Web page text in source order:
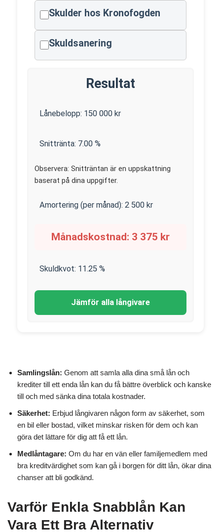
Skulder hos Kronofogden
Skuldsanering
Resultat
Lånebelopp: 150 000 kr
Snittränta: 7.00 %
Observera: Snitträntan är en uppskattning
baserat på dina uppgifter.
Amortering (per månad): 2 500 kr
Månadskostnad: 3 375 kr
Skuldkvot: 11.25 %
Jämför alla långivare
Samlingslån: Genom att samla alla dina små lån och
krediter till ett enda lån kan du få bättre överblick och kanske
till och med sänka dina totala kostnader.
Säkerhet: Erbjud långivaren någon form av säkerhet, som
en bil eller bostad, vilket minskar risken för dem och kan
göra det lättare för dig att få ett lån.
Medlåntagare: Om du har en vän eller familjemedlem med
bra kreditvärdighet som kan gå i borgen för ditt lån, ökar dina
chanser att bli godkänd.
Varför Enkla Snabblån Kan
Vara Ett Bra Alternativ